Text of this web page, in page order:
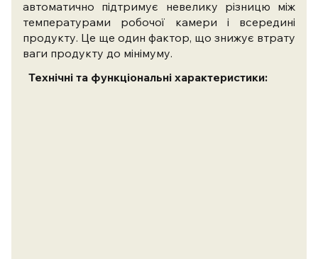
автоматично підтримує невелику різницю між
температурами робочої камери і всередині
продукту. Це ще один фактор, що знижує втрату
ваги продукту до мінімуму.
Технічні та функціональні характеристики: